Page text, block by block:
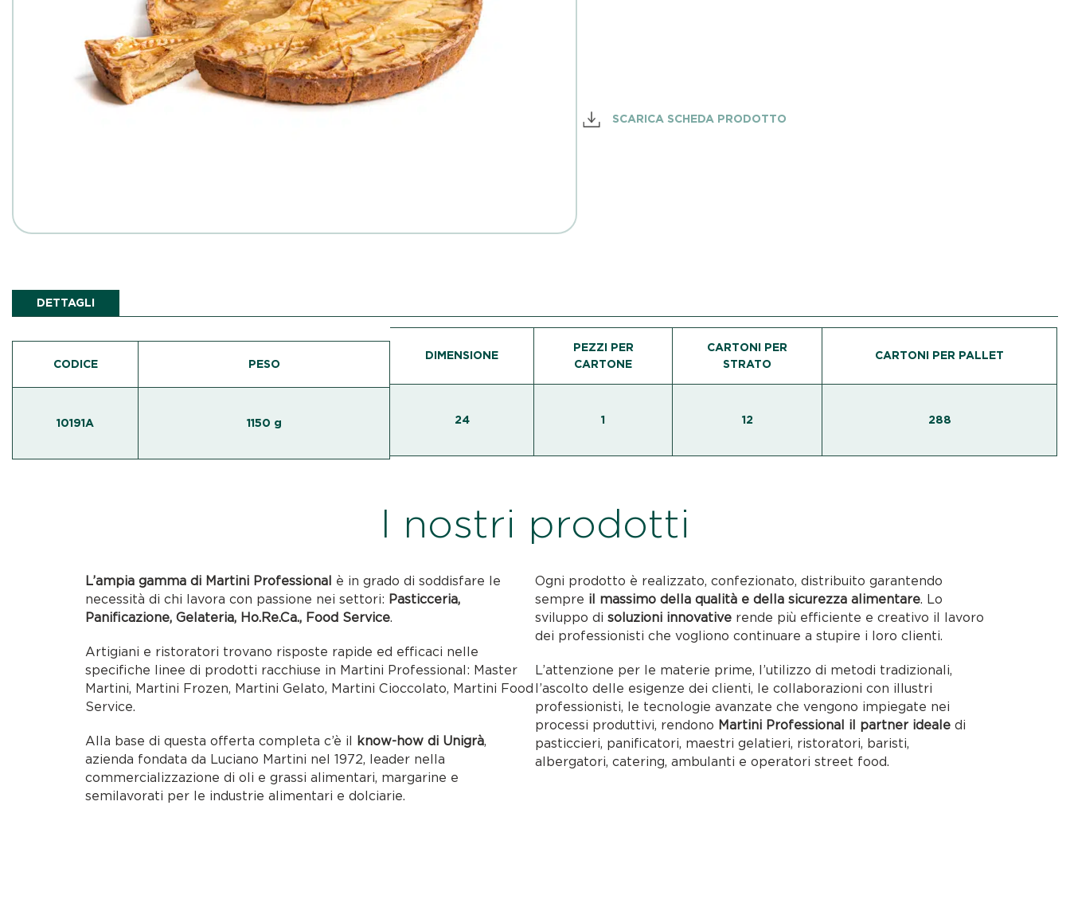
SCARICA SCHEDA PRODOTTO
DETTAGLI
CODICE PESO
10191A 1150 g
DIMENSIONE
PEZZI PER
CARTONE
CARTONI PER
STRATO
CARTONI PER PALLET
24 1 12 288
I nostri prodotti
L’ampia gamma di Martini Professional è in grado di soddisfare le
necessità di chi lavora con passione nei settori: Pasticceria,
Panificazione, Gelateria, Ho.Re.Ca., Food Service.
Artigiani e ristoratori trovano risposte rapide ed efficaci nelle
specifiche linee di prodotti racchiuse in Martini Professional: Master
Martini, Martini Frozen, Martini Gelato, Martini Cioccolato, Martini Food
Service.
Alla base di questa offerta completa c’è il know-how di Unigrà,
azienda fondata da Luciano Martini nel 1972, leader nella
commercializzazione di oli e grassi alimentari, margarine e
semilavorati per le industrie alimentari e dolciarie.
Ogni prodotto è realizzato, confezionato, distribuito garantendo
sempre il massimo della qualità e della sicurezza alimentare. Lo
sviluppo di soluzioni innovative rende più efficiente e creativo il lavoro
dei professionisti che vogliono continuare a stupire i loro clienti.
L’attenzione per le materie prime, l’utilizzo di metodi tradizionali,
l’ascolto delle esigenze dei clienti, le collaborazioni con illustri
professionisti, le tecnologie avanzate che vengono impiegate nei
processi produttivi, rendono Martini Professional il partner ideale di
pasticcieri, panificatori, maestri gelatieri, ristoratori, baristi,
albergatori, catering, ambulanti e operatori street food.